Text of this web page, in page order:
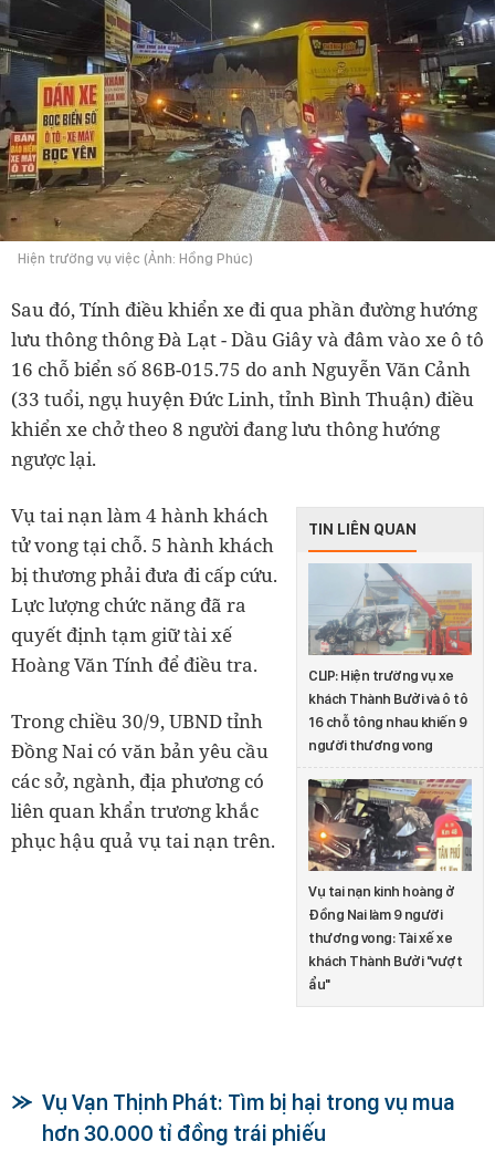
Hiện trường vụ việc (Ảnh: Hồng Phúc)
Sau đó, Tính điều khiển xe đi qua phần đường hướng
lưu thông thông Đà Lạt - Dầu Giây và đâm vào xe ô tô
16 chỗ biển số 86B-015.75 do anh Nguyễn Văn Cảnh
(33 tuổi, ngụ huyện Đức Linh, tỉnh Bình Thuận) điều
khiển xe chở theo 8 người đang lưu thông hướng
ngược lại.
TIN LIÊN QUAN
CLIP: Hiện trường vụ xe
khách Thành Bưởi và ô tô
16 chỗ tông nhau khiến 9
người thương vong
Vụ tai nạn kinh hoàng ở
Đồng Nai làm 9 người
thương vong: Tài xế xe
khách Thành Bưởi "vượt
ẩu"
Vụ tai nạn làm 4 hành khách
tử vong tại chỗ. 5 hành khách
bị thương phải đưa đi cấp cứu.
Lực lượng chức năng đã ra
quyết định tạm giữ tài xế
Hoàng Văn Tính để điều tra.
Trong chiều 30/9, UBND tỉnh
Đồng Nai có văn bản yêu cầu
các sở, ngành, địa phương có
liên quan khẩn trương khắc
phục hậu quả vụ tai nạn trên.
Vụ Vạn Thịnh Phát: Tìm bị hại trong vụ mua
hơn 30.000 tỉ đồng trái phiếu